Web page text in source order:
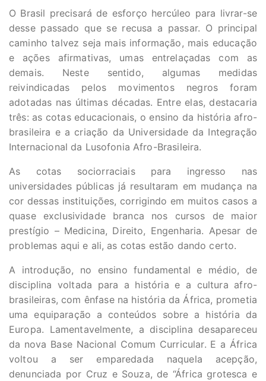
O Brasil precisará de esforço hercúleo para livrar-se
desse passado que se recusa a passar. O principal
caminho talvez seja mais informação, mais educação
e ações afirmativas, umas entrelaçadas com as
demais. Neste sentido, algumas medidas
reivindicadas pelos movimentos negros foram
adotadas nas últimas décadas. Entre elas, destacaria
três: as cotas educacionais, o ensino da história afro-
brasileira e a criação da Universidade da Integração
Internacional da Lusofonia Afro-Brasileira.
As cotas sociorraciais para ingresso nas
universidades públicas já resultaram em mudança na
cor dessas instituições, corrigindo em muitos casos a
quase exclusividade branca nos cursos de maior
prestígio – Medicina, Direito, Engenharia. Apesar de
problemas aqui e ali, as cotas estão dando certo.
A introdução, no ensino fundamental e médio, de
disciplina voltada para a história e a cultura afro-
brasileiras, com ênfase na história da África, prometia
uma equiparação a conteúdos sobre a história da
Europa. Lamentavelmente, a disciplina desapareceu
da nova Base Nacional Comum Curricular. E a África
voltou a ser emparedada naquela acepção,
denunciada por Cruz e Souza, de “África grotesca e